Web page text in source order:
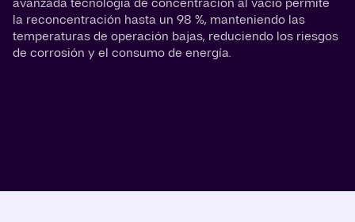
la reconcentración hasta un 98 %, manteniendo las
temperaturas de operación bajas, reduciendo los riesgos
de corrosión y el consumo de energía.